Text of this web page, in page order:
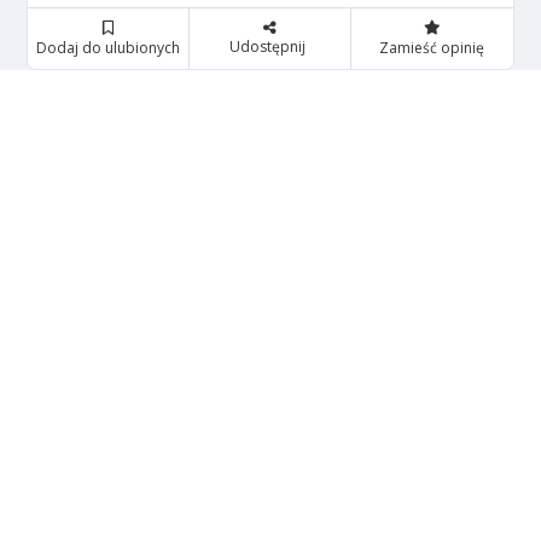
Dodaj do ulubionych Udostępnij Zamieść opinię